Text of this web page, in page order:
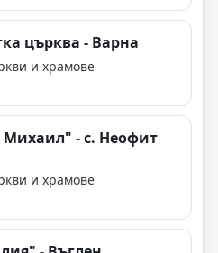
църква - Варна
и храмове
- с. Неофит
и храмове